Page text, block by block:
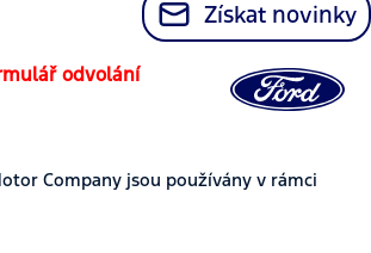
Získat novinky
odvolání
Company jsou používány v rámci